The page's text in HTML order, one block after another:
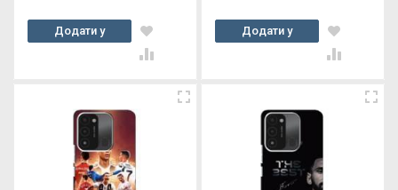
Додати у
кошик
Додати у
кошик